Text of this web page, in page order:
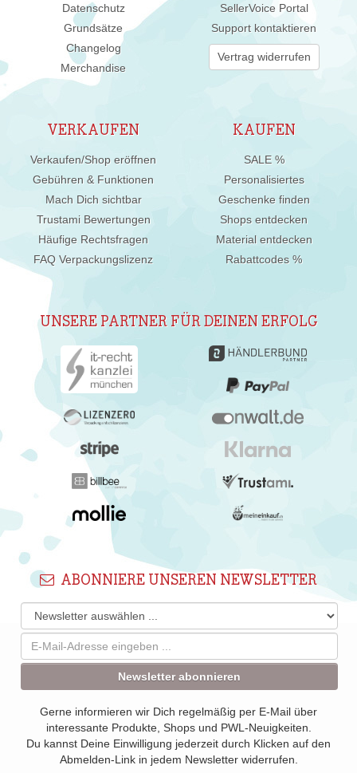
Datenschutz
Grundsätze
Changelog
Merchandise
SellerVoice Portal
Support kontaktieren
Vertrag widerrufen
VERKAUFEN
Verkaufen/Shop eröffnen
Gebühren & Funktionen
Mach Dich sichtbar
Trustami Bewertungen
Häufige Rechtsfragen
FAQ Verpackungslizenz
KAUFEN
SALE %
Personalisiertes
Geschenke finden
Shops entdecken
Material entdecken
Rabattcodes %
UNSERE PARTNER FÜR DEINEN ERFOLG
ABONNIERE UNSEREN NEWSLETTER
Newsletter abonnieren
Gerne informieren wir Dich regelmäßig per E-Mail über
interessante Produkte, Shops und PWL-Neuigkeiten.
Du kannst Deine Einwilligung jederzeit durch Klicken auf den
Abmelden-Link in jedem Newsletter widerrufen.